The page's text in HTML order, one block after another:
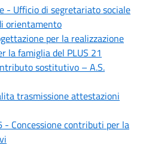
- Ufficio di segretariato sociale
orientamento
per la realizzazione
la famiglia del PLUS 21
sostitutivo – A.S.
trasmissione attestazioni
Concessione contributi per la